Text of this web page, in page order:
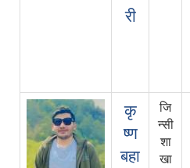
री
कृ
ष्ण
बहा
जि
न्सी
शा
खा